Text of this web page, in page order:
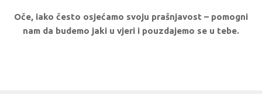
Oče, iako često osjećamo svoju prašnjavost – pomogni
nam da budemo jaki u vjeri i pouzdajemo se u tebe.